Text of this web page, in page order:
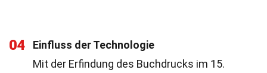
04
Einfluss der Technologie
Mit der Erfindung des Buchdrucks im 15.